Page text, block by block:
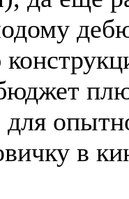
для
в